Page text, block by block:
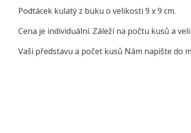
Podtácek kulatý z buku o velikosti 9 x 9 cm.
Cena je individuální. Záleží na počtu kusů a
Vaši představu a počet kusů Nám napište do